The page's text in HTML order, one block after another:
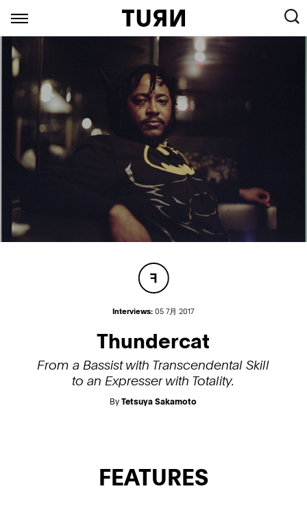
Interviews: 05 7月 2017
Thundercat
From a Bassist with Transcendental Skill
to an Expresser with Totality.
ByTetsuya Sakamoto
FEATURES